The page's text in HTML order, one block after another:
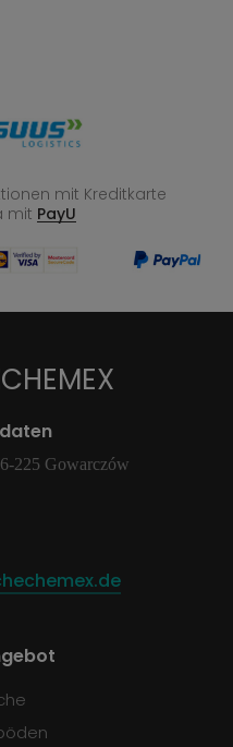
mit Kreditkarte
mit PayU
CHEMEX
225 Gowarczów